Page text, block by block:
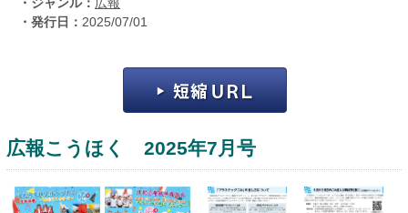
佐賀ワード
・ジャンル： 広報
・発行日： 2025/07/01
広報こうほく 2025年7月号